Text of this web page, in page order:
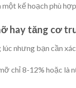
kế hoạch phù
hay tăng cơ
nhưng bạn cần
chỉ 8-12% hoặc